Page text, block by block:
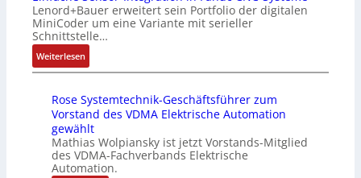
i
e
A
n
w
n
d
u
n
g
k
n
R
a
p
e
r
r
y
P
i
t
ä
t
i
R
e
i
f
e
t
e
m
i
S
p
e
z
i
a
n
g
i
m
M
s
c
h
i
n
r
t
f
ü
r
u
l
t
i
v
a
h
t
l
o
e
I
n
t
e
Lenord+Bauer erweitert sein Portfolio der digitalen
MiniCoder um eine Variante mit serieller
Schnittstelle…
Weiterlesen:
E
n
f
a
c
h
Rose Systemtechnik-Geschäftsführer zum
Vorstand des VDMA Elektrische Automation
gewählt
Mathias Wolpiansky ist jetzt Vorstands-Mitglied
des VDMA-Fachverbands Elektrische
Automation.